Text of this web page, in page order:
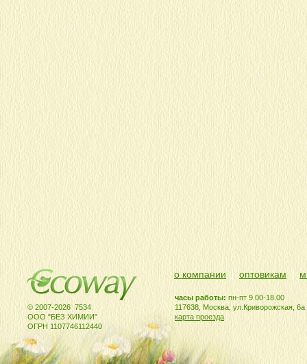
© 2007-2026 7534
ООО "БЕЗ ХИМИИ"
ОГРН 1107746112440
часы работы: пн-пт 9.00-18.00
117638, Москва, ул.Криворожская, 6а
карта проезда
о компании оптовикам